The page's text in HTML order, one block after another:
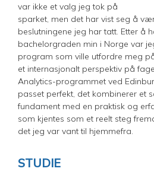
var ikke et valg jeg tok på
sparket, men det har vist seg å
beslutningene jeg har tatt. Etter å
bachelorgraden min i Norge var
program som ville utfordre meg
et internasjonalt perspektiv på
Analytics-programmet ved
passet perfekt, det kombinerer et
fundament med en praktisk og
som kjentes som et reelt steg
det jeg var vant til hjemmefra.
STUDIE